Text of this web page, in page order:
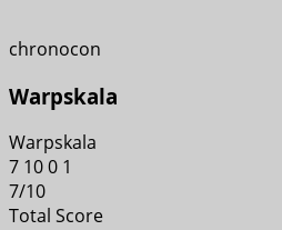
chronocon
Warpskala
Warpskala
7 100 1
7/10
Total Score